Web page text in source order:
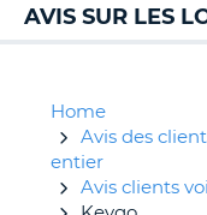
AVIS SUR LES
Avis
Budget
Canariascom
Cargest
Home
Avis des
entier
Avis clients